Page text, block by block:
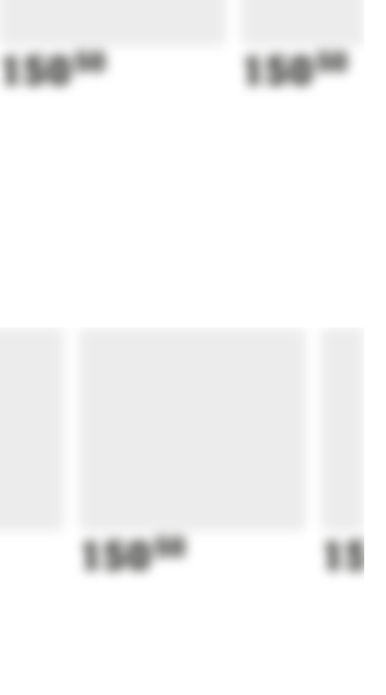
15050 15050
15050